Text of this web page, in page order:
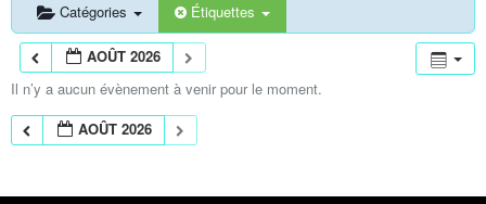
Catégories Étiquettes
AOÛT 2026
Il n’y a aucun évènement à venir pour le moment.
AOÛT 2026